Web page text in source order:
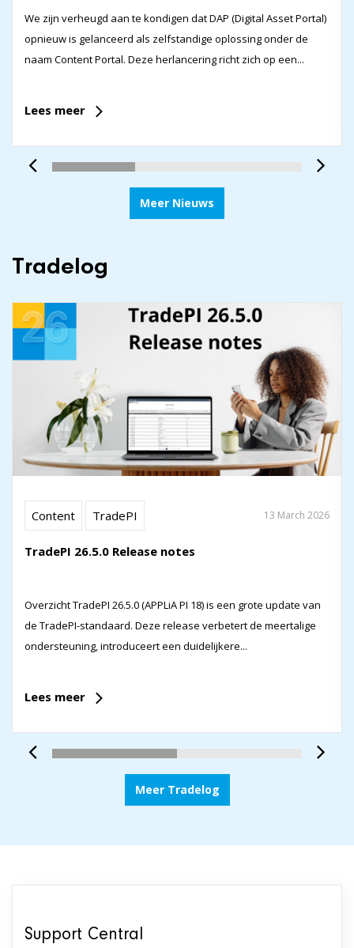
We zijn verheugd aan te kondigen dat DAP (Digital Asset Portal)
opnieuw is gelanceerd als zelfstandige oplossing onder de
naam Content Portal. Deze herlancering richt zich op een...
Lees meer
Meer Nieuws
Tradelog
Content TradePI 13 March 2026
TradePI 26.5.0 Release notes
Overzicht TradePI 26.5.0 (APPLiA PI 18) is een grote update van
de TradePI-standaard. Deze release verbetert de meertalige
ondersteuning, introduceert een duidelijkere...
Lees meer
Meer Tradelog
Support Central